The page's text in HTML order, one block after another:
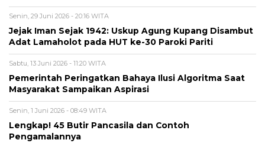
Senin, 29 Juni 2026 - 20:16 WITA
Jejak Iman Sejak 1942: Uskup Agung Kupang Disambut
Adat Lamaholot pada HUT ke-30 Paroki Pariti
Sabtu, 13 Juni 2026 - 11:20 WITA
Pemerintah Peringatkan Bahaya Ilusi Algoritma Saat
Masyarakat Sampaikan Aspirasi
Senin, 1 Juni 2026 - 08:49 WITA
Lengkap! 45 Butir Pancasila dan Contoh
Pengamalannya